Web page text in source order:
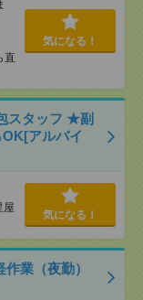
直
気になる！
スタッフ ★副
アルバイ
屋
気になる！
業（夜勤）